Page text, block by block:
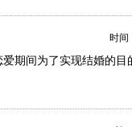
时间
期间为了实现结婚的目